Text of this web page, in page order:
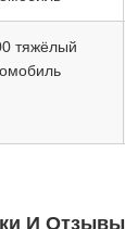
тяжёлый
И Отзывы